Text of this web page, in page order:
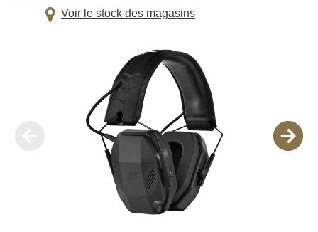
Voir le stock des magasins